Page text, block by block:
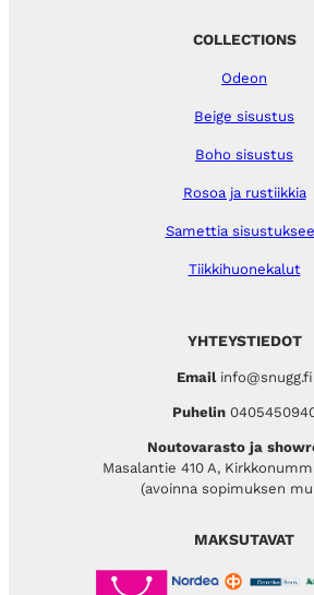
YHTEYSTIEDOT
Emailinfo@snugg.fi
Puhelin
Noutovarasto ja
Masalantie 410 A,
(avoinna sopimuksen
COLLECTIONS
Odeon
Beige sisustus
Boho sisustus
Rosoa ja rustiikkia
Samettia
Tiikkihuonekalut
MAKSUTAVAT